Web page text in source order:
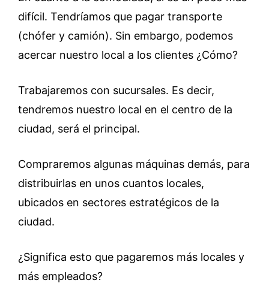
difícil. Tendríamos que pagar transporte
(chófer y camión). Sin embargo, podemos
acercar nuestro local a los clientes ¿Cómo?
Trabajaremos con sucursales. Es decir,
tendremos nuestro local en el centro de la
ciudad, será el principal.
Compraremos algunas máquinas demás, para
distribuirlas en unos cuantos locales,
ubicados en sectores estratégicos de la
ciudad.
¿Significa esto que pagaremos más locales y
más empleados?